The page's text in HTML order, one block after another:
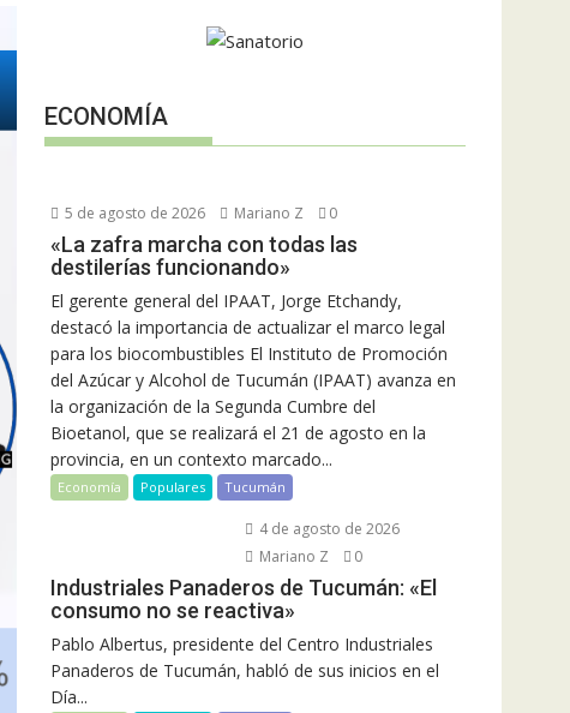
ECONOMÍA
5 de agosto de 2026 Mariano Z 0
«La zafra marcha con todas las
destilerías funcionando»
El gerente general del IPAAT, Jorge Etchandy,
destacó la importancia de actualizar el marco legal
para los biocombustibles El Instituto de Promoción
del Azúcar y Alcohol de Tucumán (IPAAT) avanza en
la organización de la Segunda Cumbre del
Bioetanol, que se realizará el 21 de agosto en la
provincia, en un contexto marcado...
Economía Populares Tucumán
4 de agosto de 2026
Mariano Z
0
Industriales Panaderos de Tucumán: «El
consumo no se reactiva»
Pablo Albertus, presidente del Centro Industriales
Panaderos de Tucumán, habló de sus inicios en el
Día...